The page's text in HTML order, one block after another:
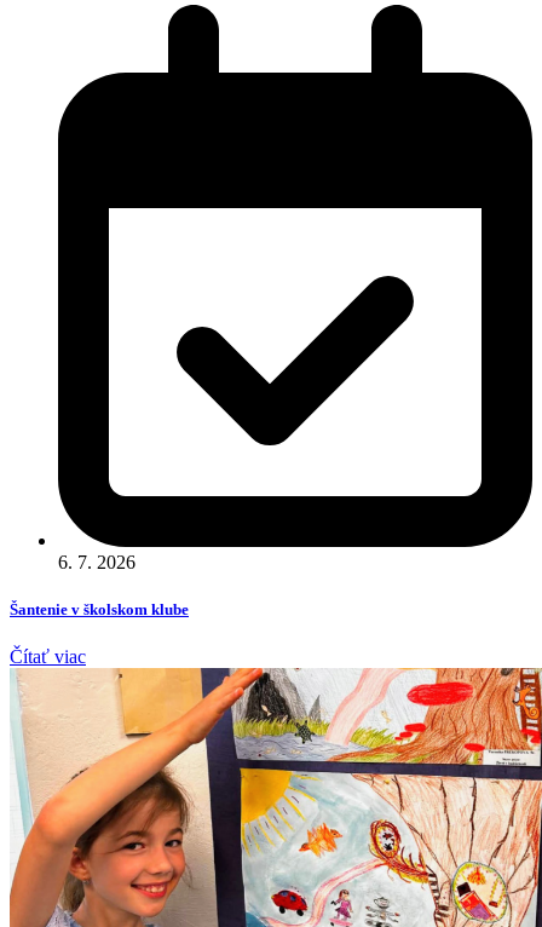
6. 7. 2026
Šantenie v školskom klube
Čítať viac